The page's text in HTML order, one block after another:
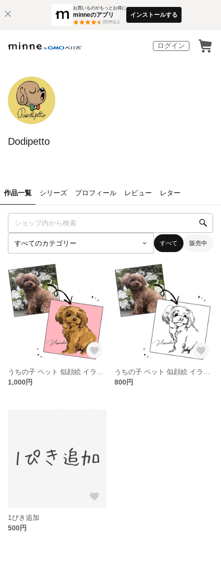
お買いものがもっとお得に
minneのアプリ
3万件以上
インストールする
ログイン
Dodipetto
作品一覧 シリーズ プロフィール レビュー レター
すべて 販売中
1,000円
800円
1ぴき追加
500円